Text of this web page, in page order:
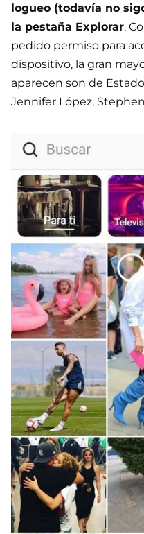
logueo (todavía no
la pestaña Explorar.
pedido permiso para
dispositivo, la gran
aparecen son de
Jennifer López,